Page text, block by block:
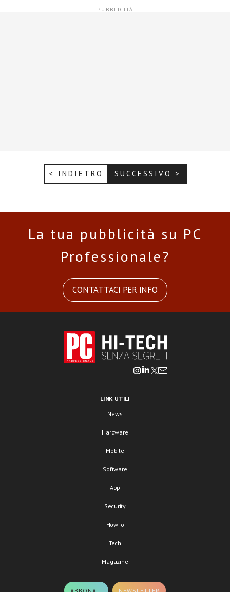
< INDIETRO SUCCESSIVO >
La tua pubblicità su PC
Professionale?
CONTATTACI PER INFO
LINK UTILI
News
Hardware
Mobile
Software
App
Security
HowTo
Tech
Magazine
ABBONATI NEWSLETTER